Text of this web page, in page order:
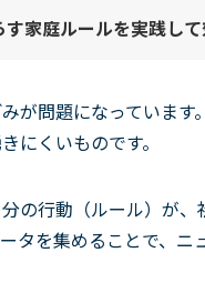
家庭ルールを実践し
が問題になっています
にくいものです。
の行動（ルール）が
タを集めることで、